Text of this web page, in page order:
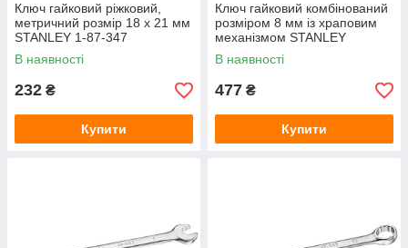
Ключ гайковий ріжковий,
метричний розмір 18 x 21 мм
STANLEY 1-87-347
В наявності
232 ₴
Купити
Ключ гайковий комбінований
розміром 8 мм із храповим
механізмом STANLEY
FMMT13097-0
В наявності
477 ₴
Купити